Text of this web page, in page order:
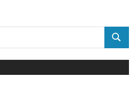
SEARCH